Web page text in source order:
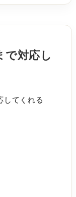
で対応し
してくれる